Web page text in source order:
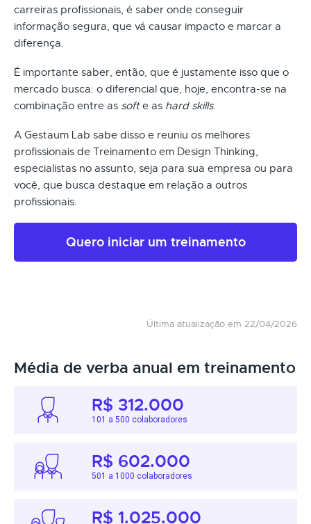
carreiras profissionais, é saber onde conseguir
informação segura, que vá causar impacto e marcar a
diferença.
É importante saber, então, que é justamente isso que o
mercado busca: o diferencial que, hoje, encontra-se na
combinação entre as softe as hard skills.
A Gestaum Lab sabe disso e reuniu os melhores
profissionais de Treinamento em Design Thinking,
especialistas no assunto, seja para sua empresa ou para
você, que busca destaque em relação a outros
profissionais.
Quero iniciar um treinamento
Última atualização em 22/04/2026
Média de verba anual em treinamento
R$ 312.000
101 a 500 colaboradores
R$ 602.000
501 a 1000 colaboradores
R$ 1.025.000